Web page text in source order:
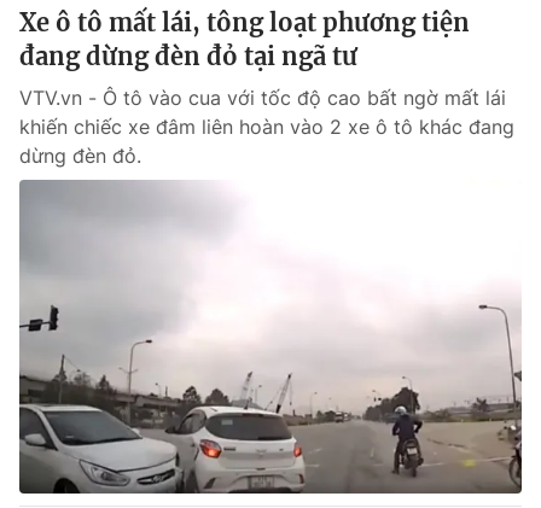
Xe ô tô mất lái, tông loạt phương tiện
đang dừng đèn đỏ tại ngã tư
VTV.vn - Ô tô vào cua với tốc độ cao bất ngờ mất lái
khiến chiếc xe đâm liên hoàn vào 2 xe ô tô khác đang
dừng đèn đỏ.